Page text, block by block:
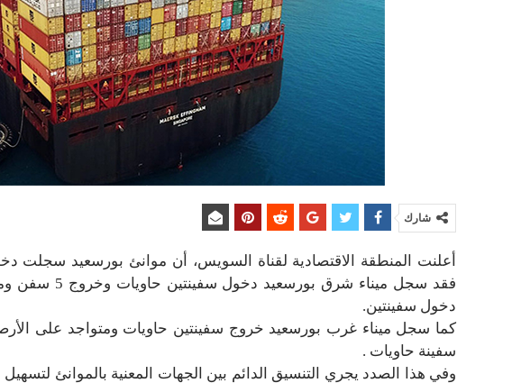
شارك
فقد سجل ميناء
دخول سفينتين.
كما سجل ميناء غرب بورسعيد خروج سفينتين حاويات ومتواجد على
سفينة حاويات .
وفي هذا الصدد يجري التنسيق الدائم بين الجهات المعنية بالموانئ